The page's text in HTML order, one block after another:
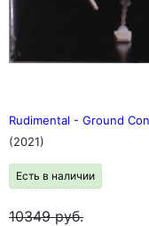
Rudimental - Ground
(2021)
Есть в наличии
10349руб.